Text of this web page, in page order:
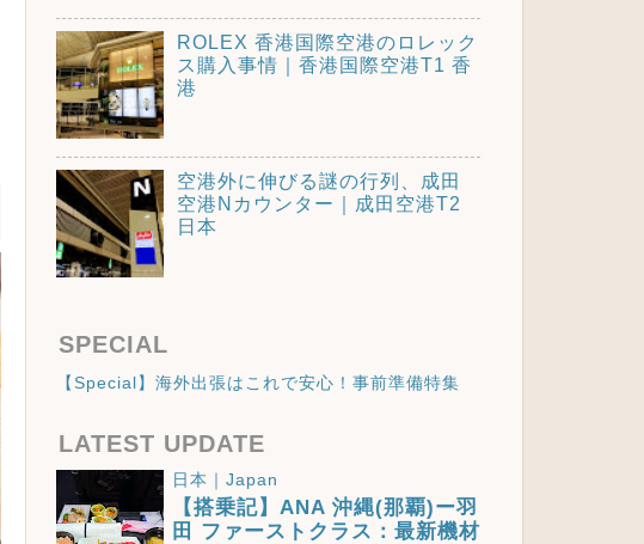
ROLEX 香港国際空港のロレック
ス購入事情｜香港国際空港T1 香
港
空港外に伸びる謎の行列、成田
空港Nカウンター｜成田空港T2
日本
SPECIAL
【Special】海外出張はこれで安心！事前準備特集
LATEST UPDATE
日本｜Japan
【搭乗記】ANA 沖縄(那覇)ー羽
田 ファーストクラス：最新機材